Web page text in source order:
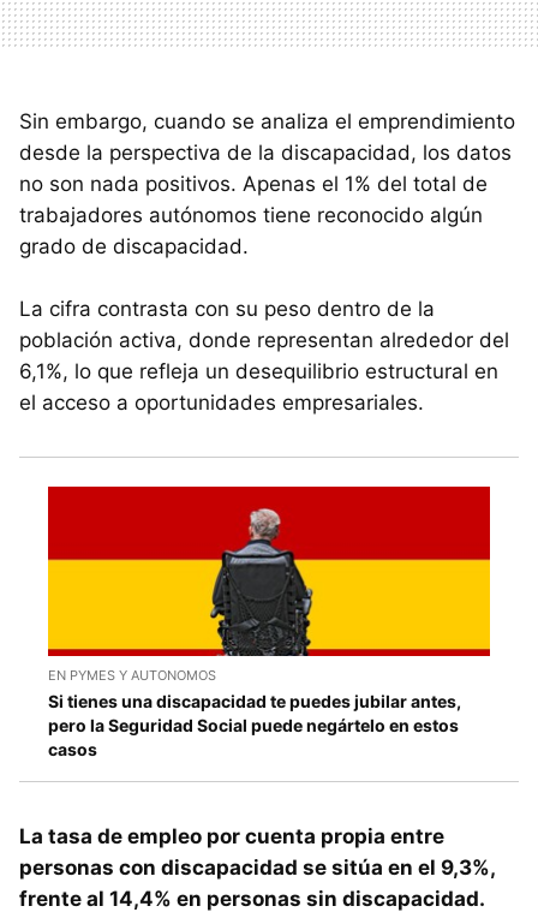
Sin embargo, cuando se analiza el emprendimiento
desde la perspectiva de la discapacidad, los datos
no son nada positivos. Apenas el 1% del total de
trabajadores autónomos tiene reconocido algún
grado de discapacidad.
La cifra contrasta con su peso dentro de la
población activa, donde representan alrededor del
6,1%, lo que refleja un desequilibrio estructural en
el acceso a oportunidades empresariales.
EN PYMES Y AUTONOMOS
Si tienes una discapacidad te puedes jubilar antes,
pero la Seguridad Social puede negártelo en estos
casos
La tasa de empleo por cuenta propia entre
personas con discapacidad se sitúa en el 9,3%,
frente al 14,4% en personas sin discapacidad.